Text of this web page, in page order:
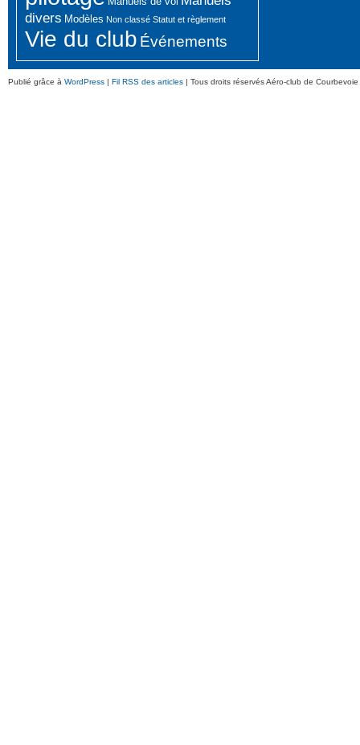
divers Modèles Non classé Statut et règlement
Vie du club Événements
Publié grâce à WordPress | Fil RSS des articles | Tous droits réservés Aéro-club de Courbevoie